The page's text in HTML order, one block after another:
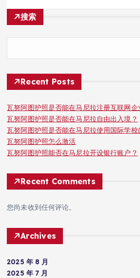
搜索
Recent Posts
瓦努阿图护照是否能在马尼拉注册互联网企
瓦努阿图护照是否能在马尼拉自由出入境？
瓦努阿图护照是否能在马尼拉使用国际学校
瓦努阿图护照怎么激活
瓦努阿图护照能否在马尼拉开设银行账户？
Recent Comments
您尚未收到任何评论。
Archives
2025 年 8 月
2025 年 7 月